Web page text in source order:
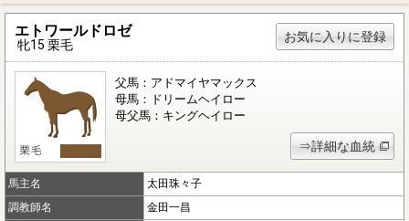
エトワールドロゼ
牝15 栗毛
お気に入りに登録
父馬：アドマイヤマックス
母馬：ドリームヘイロー
母父馬：キングヘイロー
⇒詳細な血統
馬主名
太田珠々子
調教師名
金田一昌